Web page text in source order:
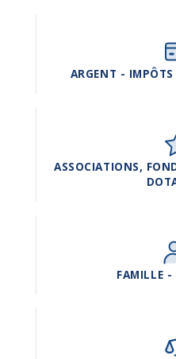
ARGENT -
ASSOCIATIONS,
FAMILLE -